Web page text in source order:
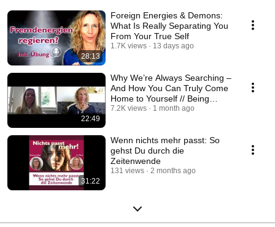
28:13
Foreign Energies & Demons:
What Is Really Separating You
From Your True Self
1.7K views 13 days ago
22:49
Why We’re Always Searching –
And How You Can Truly Come
Home to Yourself // Being
Congress
7.2K views 1 month ago
31:22
Wenn nichts mehr passt: So
gehst Du durch die
Zeitenwende
131 views 2 months ago